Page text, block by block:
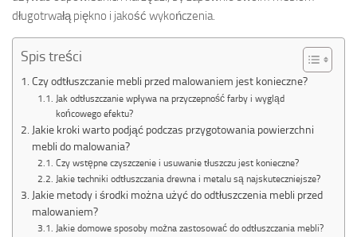
długotrwałą piękno i jakość wykończenia.
Spis treści
Czy odtłuszczanie mebli przed malowaniem jest konieczne?
Jak odtłuszczanie wpływa na przyczepność farby i wygląd
końcowego efektu?
Jakie kroki warto podjąć podczas przygotowania powierzchni
mebli do malowania?
Czy wstępne czyszczenie i usuwanie tłuszczu jest konieczne?
Jakie techniki odtłuszczania drewna i metalu są najskuteczniejsze?
Jakie metody i środki można użyć do odtłuszczenia mebli przed
malowaniem?
Jakie domowe sposoby można zastosować do odtłuszczania mebli?